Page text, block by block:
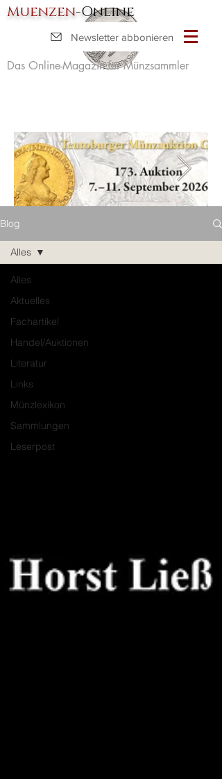
Muenzen-Online
Das Online-Magazin für Münzsammler
Newsletter abbonieren
Blog
Alles
Aktuelles
Fachartikel
Handel/Auktionen
Literatur
Links
Münzlexikon
Sammlungen
Leserpost
Alles